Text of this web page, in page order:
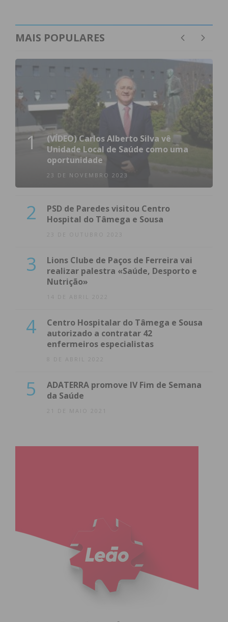
MAIS POPULARES
1
(VÍDEO) Carlos Alberto Silva vê
Unidade Local de Saúde como uma
oportunidade
23 DE NOVEMBRO 2023
2
PSD de Paredes visitou Centro
Hospital do Tâmega e Sousa
23 DE OUTUBRO 2023
3
Lions Clube de Paços de Ferreira vai
realizar palestra «Saúde, Desporto e
Nutrição»
14 DE ABRIL 2022
4
Centro Hospitalar do Tâmega e Sousa
autorizado a contratar 42
enfermeiros especialistas
8 DE ABRIL 2022
5
ADATERRA promove IV Fim de Semana
da Saúde
21 DE MAIO 2021